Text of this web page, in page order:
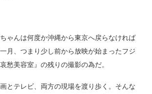
ゃんは何度か沖縄から東京へ戻らなければ
月、つまり少し前から放映が始まったフジ
愁美容室』の残りの撮影の為だ。
とテレビ、両方の現場を渡り歩く。そんな